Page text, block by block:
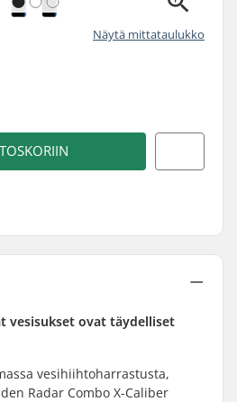
Näytä mittataulukko
vesisukset ovat täydelliset
vesihiihtoharrastusta,
Radar Combo X-Caliber